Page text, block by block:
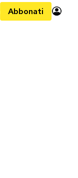
Abbonati